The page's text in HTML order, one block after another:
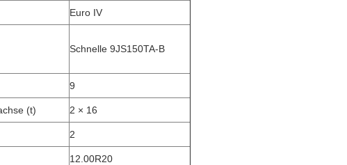
Euro IV
Schnelle 9JS150TA-B
9
(t) 2 × 16
2
12.00R20